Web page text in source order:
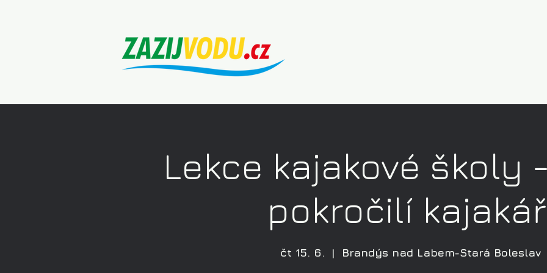
Lekce kajakové školy
pokročilí
čt 15. 6.
  |
Brandýs nad Labem-Stará Boleslav